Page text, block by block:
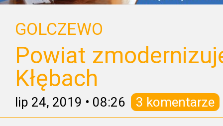
GOLCZEWO
Powiat
Kłębach
lip 24, 2019 • 08:26 3 komentarze